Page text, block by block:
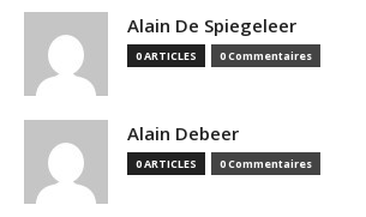
Alain De Spiegeleer
0 ARTICLES 0 Commentaires
Alain Debeer
0 ARTICLES 0 Commentaires